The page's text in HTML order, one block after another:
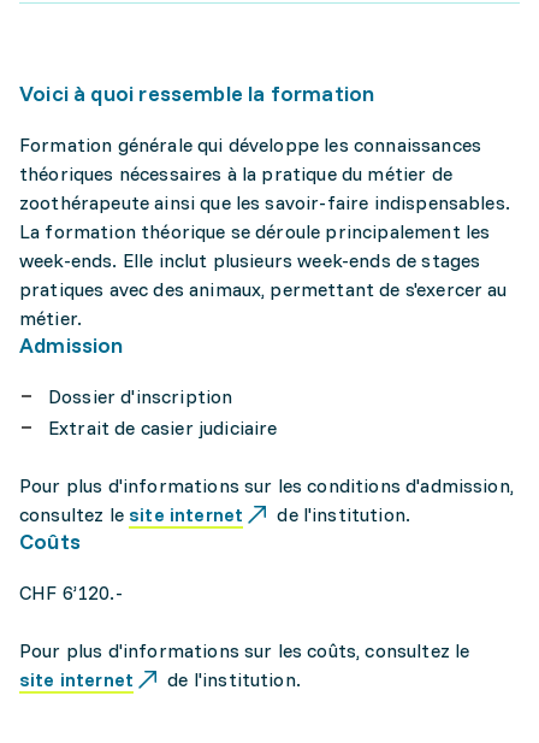
Voici à quoi ressemble la formation
Formation générale qui développe les connaissances
théoriques nécessaires à la pratique du métier de
zoothérapeute ainsi que les savoir-faire indispensables.
La formation théorique se déroule principalement les
week-ends. Elle inclut plusieurs week-ends de stages
pratiques avec des animaux, permettant de s'exercer au
métier.
Admission
Dossier d'inscription
Extrait de casier judiciaire
Pour plus d'informations sur les conditions d'admission,
consultez le site internet de l'institution.
Coûts
CHF 6’120.-
Pour plus d'informations sur les coûts, consultez le
site internet
de l'institution.